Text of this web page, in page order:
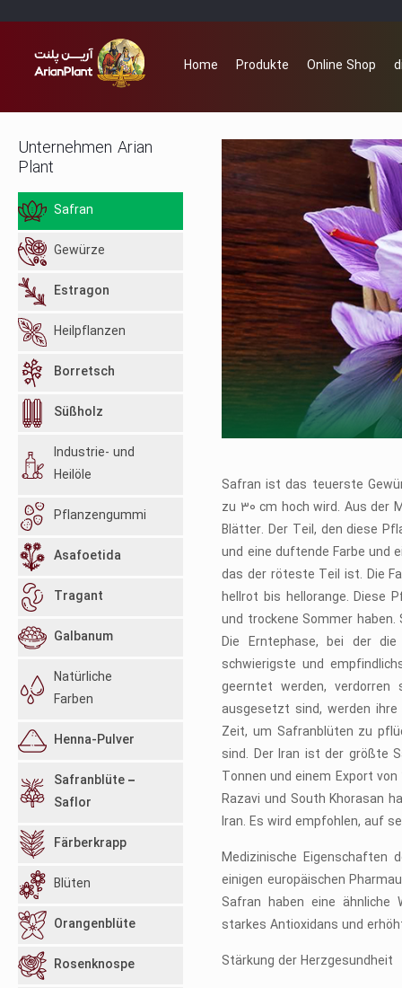
Home Produkte Online Shop
Safran ist das teuerste
zu 30 cm hoch wird. Aus der
Blätter. Der Teil, den diese
und eine duftende Farbe und
das der röteste Teil ist. Die
hellrot bis hellorange. Diese
und trockene Sommer
Die Erntephase, bei der
schwierigste und
geerntet werden, verdorren
ausgesetzt sind, werden
Zeit, um Safranblüten zu
sind. Der Iran ist der größte
Tonnen und einem Export
Razavi und South Khorasan
Iran. Es wird empfohlen, auf
Medizinische Eigenschaften
einigen europäischen
Safran haben eine ähnliche
starkes Antioxidans und
Stärkung der Herzgesundheit
Unternehmen Arian
Plant
Safran
Gewürze
Estragon
Heilpflanzen
Borretsch
Süßholz
Industrie- und
Heilöle
Pflanzengummi
Asafoetida
Tragant
Galbanum
Natürliche
Farben
Henna-Pulver
Safranblüte –
Saflor
Färberkrapp
Blüten
Orangenblüte
Rosenknospe